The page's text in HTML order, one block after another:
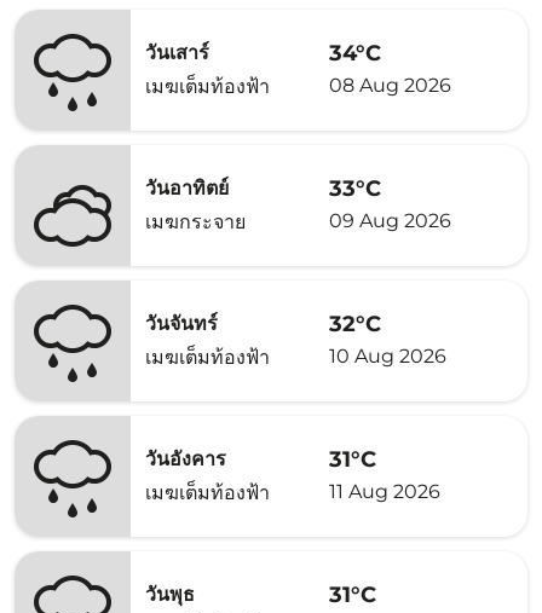
วันเสาร์
เมฆเต็มท้องฟ้า
34°C
08 Aug 2026
วันอาทิตย์
เมฆกระจาย
33°C
09 Aug 2026
วันจันทร์
เมฆเต็มท้องฟ้า
32°C
10 Aug 2026
วันอังคาร
เมฆเต็มท้องฟ้า
31°C
11 Aug 2026
วันพุธ
31°C